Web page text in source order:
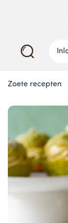
Zoete recepten